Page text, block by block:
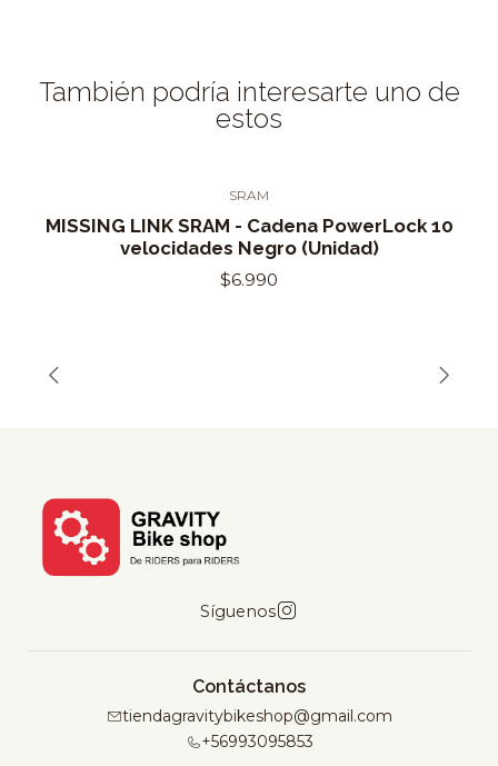
También podría interesarte uno de
estos
SRAM
MISSING LINK SRAM - Cadena PowerLock 10
velocidades Negro (Unidad)
$6.990
Síguenos
Contáctanos
tiendagravitybikeshop@gmail.com
+56993095853